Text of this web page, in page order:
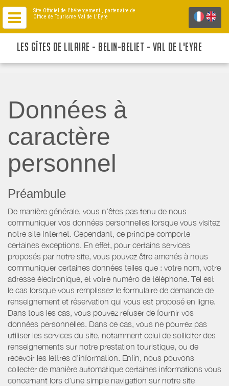
Site Officiel de l'hébergement , partenaire de
Office de Tourisme Val de L'Eyre
LES GÎTES DE LILAIRE - BELIN-BELIET - VAL DE L'EYRE
Données à
caractère
personnel
Préambule
De manière générale, vous n’êtes pas tenu de nous
communiquer vos données personnelles lorsque vous visitez
notre site Internet. Cependant, ce principe comporte
certaines exceptions. En effet, pour certains services
proposés par notre site, vous pouvez être amenés à nous
communiquer certaines données telles que : votre nom, votre
adresse électronique, et votre numéro de téléphone. Tel est
le cas lorsque vous remplissez le formulaire de demande de
renseignement et réservation qui vous est proposé en ligne.
Dans tous les cas, vous pouvez refuser de fournir vos
données personnelles. Dans ce cas, vous ne pourrez pas
utiliser les services du site, notamment celui de solliciter des
renseignements sur notre prestation touristique, ou de
recevoir les lettres d’information. Enfin, nous pouvons
collecter de manière automatique certaines informations vous
concernant lors d’une simple navigation sur notre site